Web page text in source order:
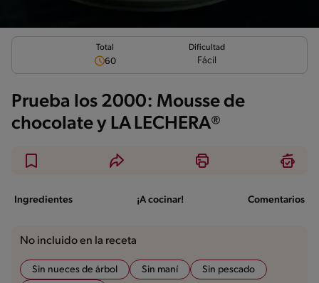
Total
60
Dificultad
Fácil
Prueba los 2000: Mousse de
chocolate y LA LECHERA®
Ingredientes ¡A cocinar! Comentarios
No incluido en la receta
Sin nueces de árbol Sin maní
Sin pescado